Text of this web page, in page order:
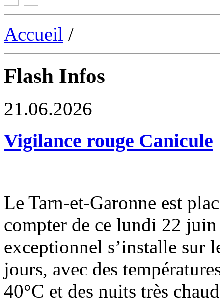
Accueil /
Flash Infos
21.06.2026
Vigilance rouge Canicule
Le Tarn-et-Garonne est
compter de ce lundi 22
exceptionnel s’installe sur
jours, avec des
40°C et des nuits très